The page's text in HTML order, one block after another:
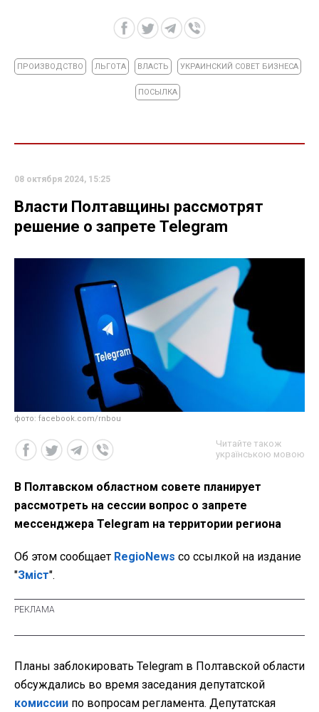
ПРОИЗВОДСТВО ЛЬГОТА ВЛАСТЬ УКРАИНСКИЙ СОВЕТ БИЗНЕСА
ПОСЫЛКА
08 октября 2024, 15:25
Власти Полтавщины рассмотрят
решение о запрете Telegram
фото: facebook.com/rnbou
Читайте також
українською мовою
В Полтавском областном совете планирует
рассмотреть на сессии вопрос о запрете
мессенджера Telegram на территории региона
Об этом сообщает RegioNews со ссылкой на издание
"Зміст".
Планы заблокировать Telegram в Полтавской области
обсуждались во время заседания депутатской
комиссии по вопросам регламента. Депутатская